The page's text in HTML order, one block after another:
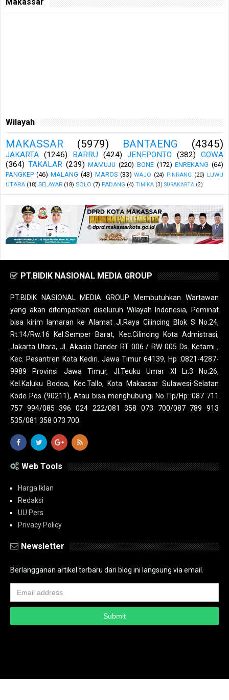
Wilayah
MAKASSAR (5979) BANTAENG (4345)
JAKARTA (1246) BARRU (424) JENEPONTO (382)
GOWA
(364) TAKALAR (239) MAMUJU (220) BONE (172) ENREKANG (64)
PANGKEP (46) MALANG (43) MAROS (33) WAJO (24) PINRANG (20) LUWU
UTARA (18) SELAYAR (18) SOLO (7) PADANG (4) TIMIKA (3) SURAKARTA (2)
PT.BIDIK NASIONAL MEDIA GROUP
PT.BIDIK NASIONAL MEDIA GROUP Membutuhkan Wartawan
yang akan ditempatkan diseluruh Wilayah Indonesia, Peminat
bisa kirim lamaran ke Alamat Jl.Raya Cilincing Blok S No.24,
Rt.14/Rw.16 Kel.Semper Barat, Kec.Cilincing Kota Admistrasi,
Jakarta Utara, Jl. Akasia Dander RT 006 / RW 005 Ds. Ketami ,
Kec. Pesantren Kota Kediri. Jawa Timur 64139, Hp :0821-4287-
9989 Provinsi Jawa Timur, Jl.Teuku Umar XI Lr.3 No.26,
Kel.Kaluku Bodoa, Kec.Tallo, Kota Makassar Sulawesi-Selatan
Kode Pos (90211), Atau bisa menghubungi No.Tlp/Hp :087 711
757 994/085 396 024 222/081 358 073 700/087 789 913
535/081 358 073 700.
Web Tools
Harga Iklan
Redaksi
UU Pers
Privacy Policy
Newsletter
Berlangganan artikel terbaru dari blog ini langsung via email.